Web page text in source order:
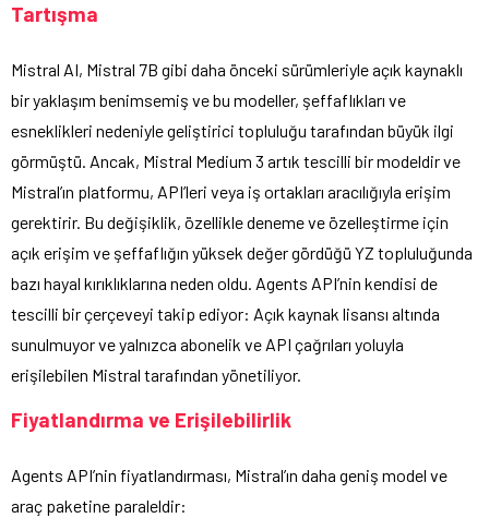
Tartışma
Mistral AI, Mistral 7B gibi daha önceki sürümleriyle açık kaynaklı
bir yaklaşım benimsemiş ve bu modeller, şeffaflıkları ve
esneklikleri nedeniyle geliştirici topluluğu tarafından büyük ilgi
görmüştü. Ancak, Mistral Medium 3 artık tescilli bir modeldir ve
Mistral’ın platformu, API’leri veya iş ortakları aracılığıyla erişim
gerektirir. Bu değişiklik, özellikle deneme ve özelleştirme için
açık erişim ve şeffaflığın yüksek değer gördüğü YZ topluluğunda
bazı hayal kırıklıklarına neden oldu. Agents API’nin kendisi de
tescilli bir çerçeveyi takip ediyor: Açık kaynak lisansı altında
sunulmuyor ve yalnızca abonelik ve API çağrıları yoluyla
erişilebilen Mistral tarafından yönetiliyor.
Fiyatlandırma ve Erişilebilirlik
Agents API’nin fiyatlandırması, Mistral’ın daha geniş model ve
araç paketine paraleldir: